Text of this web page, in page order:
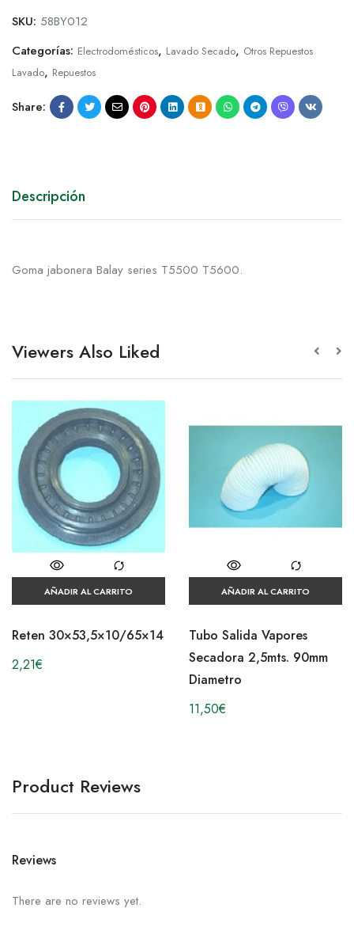
SKU: 58BY012
Categorías: Electrodomésticos, Lavado Secado, Otros Repuestos
Lavado, Repuestos
Share:
Descripción
Goma jabonera Balay series T5500 T5600.
Viewers Also Liked
AÑADIR AL CARRITO
Reten 30×53,5×10/65×14
2,21€
AÑADIR AL CARRITO
Tubo Salida Vapores
Secadora 2,5mts. 90mm
Diametro
11,50€
Product Reviews
Reviews
There are no reviews yet.